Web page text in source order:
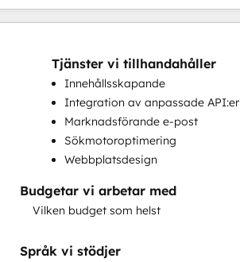
Tjänster vi tillhandahåller
Innehållsskapande
Integration av anpassade API:er
Marknadsförande e-post
Sökmotoroptimering
Webbplatsdesign
Budgetar vi arbetar med
Vilken budget som helst
Språk vi stödjer